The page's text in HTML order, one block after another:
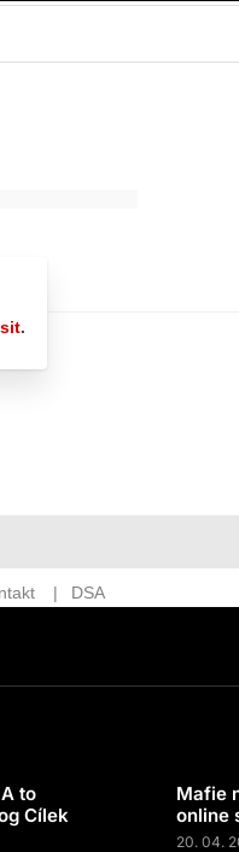
to
Cílek
Mafie
online
20. 04.